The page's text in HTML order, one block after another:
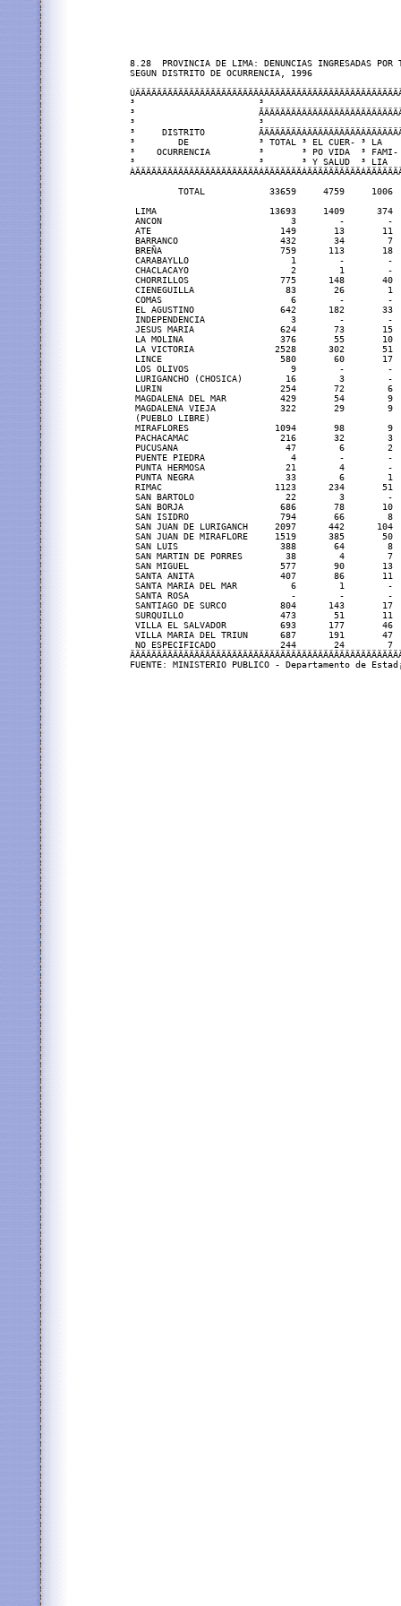
8.28  PROVINCIA DE LIMA: DENUNCIAS INGRESADAS
SEGUN DISTRITO DE OCURRENCIA, 1996
³                       ³
³
³                       ³
³     DISTRITO
³        DE             ³ TOTAL ³ EL CUER- ³ LA
³    OCURRENCIA         ³       ³ PO VIDA  ³ FAMI- ³
³                       ³       ³ Y SALUD  ³ LIA   ³
TOTAL            33659     4759     1006
LIMA                     13693     1409      374
ANCON                        3        -
ATE                        149       13
BARRANCO                   432       34
BREÑA                      759      113
CARABAYLLO                   1        -
CHACLACAYO                   2        1
CHORRILLOS                 775      148
CIENEGUILLA                 83       26
COMAS                        6        -
EL AGUSTINO                642      182
INDEPENDENCIA                3
JESUS MARIA                624       73
LA MOLINA                  376       55
LA VICTORIA               2528      302
LINCE                      580       60
LOS OLIVOS                   9        -
LURIGANCHO (CHOSICA)        16
LURIN                      254       72
MAGDALENA DEL MAR          429
MAGDALENA VIEJA            322       29
(PUEBLO LIBRE)
MIRAFLORES                1094       98
PACHACAMAC                 216       32
PUCUSANA                    47        6
PUENTE PIEDRA                4        -
PUNTA HERMOSA               21
PUNTA NEGRA                 33        6
RIMAC                     1123      234
SAN BARTOLO                 22        3
SAN BORJA                  686       78
SAN ISIDRO                 794       66
SAN JUAN DE LURIGANCH     2097
SAN JUAN DE MIRAFLORE     1519
SAN LUIS                   388       64
SAN MARTIN DE PORRES        38
SAN MIGUEL                 577       90
SANTA ANITA                407       86
SANTA MARIA DEL MAR          6
SANTA ROSA                   -        -
SANTIAGO DE SURCO          804
SURQUILLO                  473       51
VILLA EL SALVADOR          693      177
VILLA MARIA DEL TRIUN      687
NO ESPECIFICADO            244       24
FUENTE: MINISTERIO PUBLICO - Departamento de